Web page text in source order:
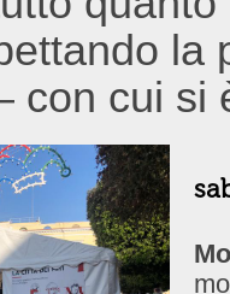
la
con cui si